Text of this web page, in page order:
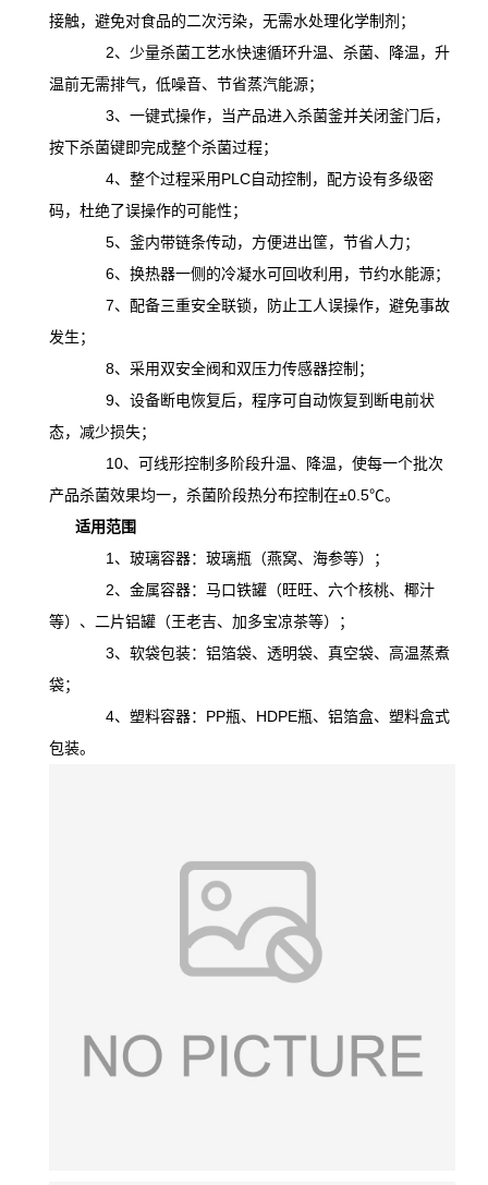
接触，避免对食品的二次污染，无需水处理化学制剂；
2、少量杀菌工艺水快速循环升温、杀菌、降温，升
温前无需排气，低噪音、节省蒸汽能源；
3、一键式操作，当产品进入杀菌釜并关闭釜门后，
按下杀菌键即完成整个杀菌过程；
4、整个过程采用PLC自动控制，配方设有多级密
码，杜绝了误操作的可能性；
5、釜内带链条传动，方便进出筐，节省人力；
6、换热器一侧的冷凝水可回收利用，节约水能源；
7、配备三重安全联锁，防止工人误操作，避免事故
发生；
8、采用双安全阀和双压力传感器控制；
9、设备断电恢复后，程序可自动恢复到断电前状
态，减少损失；
10、可线形控制多阶段升温、降温， 使每一个批次
产品杀菌效果均一，杀菌阶段热分布控制在±0.5℃。
适用范围
1、玻璃容器：玻璃瓶（燕窝、海参等）；
2、金属容器：马口铁罐（旺旺、六个核桃、椰汁
等）、二片铝罐（王老吉、加多宝凉茶等）；
3、软袋包装：铝箔袋、透明袋、真空袋、高温蒸煮
袋；
4、塑料容器：PP瓶、HDPE瓶、铝箔盒、塑料盒式
包装。